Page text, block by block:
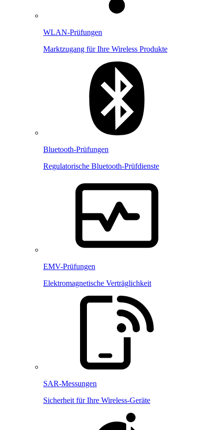
WLAN-Prüfungen
Marktzugang für Ihre Wireless Produkte
Bluetooth-Prüfungen
Regulatorische Bluetooth-Prüfdienste
EMV-Prüfungen
Elektromagnetische Verträglichkeit
SAR-Messungen
Sicherheit für Ihre Wireless-Geräte